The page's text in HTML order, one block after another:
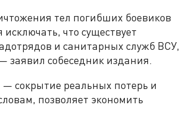
тел погибших боевиков
что существует
и санитарных служб ВСУ,
собеседник издания.
сокрытие реальных потерь и
позволяет экономить